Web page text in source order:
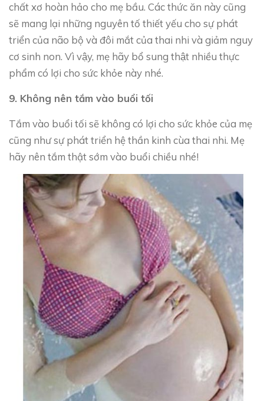
chất xơ hoàn hảo cho mẹ bầu. Các thức ăn này cũng
sẽ mang lại những nguyên tố thiết yếu cho sự phát
triển của não bộ và đôi mắt của thai nhi và giảm nguy
cơ sinh non. Vì vậy, mẹ hãy bổ sung thật nhiều thực
phẩm có lợi cho sức khỏe này nhé.
9. Không nên tắm vào buổi tối
Tắm vào buổi tối sẽ không có lợi cho sức khỏe của mẹ
cũng như sự phát triển hệ thần kinh cùa thai nhi. Mẹ
hãy nên tắm thật sớm vào buổi chiều nhé!